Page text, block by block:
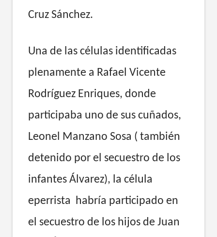
Cruz Sánchez.
Una de las células identificadas
plenamente a Rafael Vicente
Rodríguez Enriques, donde
participaba uno de sus cuñados,
Leonel Manzano Sosa ( también
detenido por el secuestro de los
infantes Álvarez), la célula
eperrista habría participado en
el secuestro de los hijos de Juan